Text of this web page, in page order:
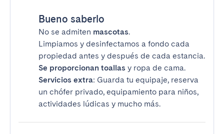
Bueno saberlo
No se admiten mascotas.
Limpiamos y desinfectamos a fondo cada
propiedad antes y después de cada estancia.
Se proporcionan toallas y ropa de cama.
Servicios extra: Guarda tu equipaje, reserva
un chófer privado, equipamiento para niños,
actividades lúdicas y mucho más.